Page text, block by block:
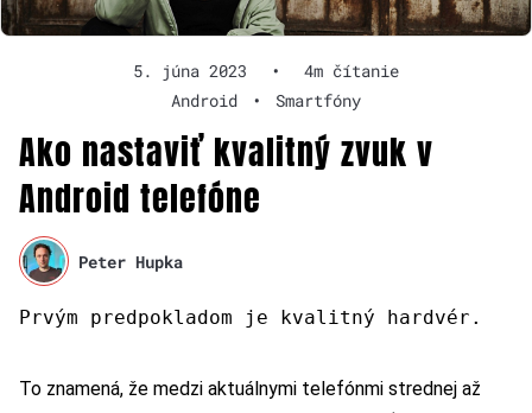
5. júna 2023 •
4m čítanie
Android
• Smartfóny
Ako nastaviť kvalitný zvuk v
Android telefóne
Peter Hupka
Prvým predpokladom je kvalitný hardvér.
To znamená, že medzi aktuálnymi telefónmi strednej až